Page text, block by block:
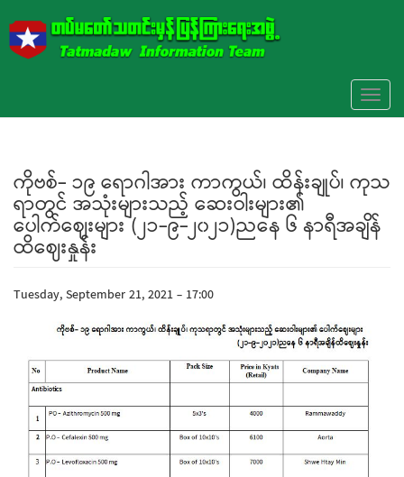
ကိုဗစ်- ၁၉ ရောဂါအား ကာကွယ်၊ ထိန်းချုပ်၊ ကုသ
ရာတွင် အသုံးများသည့် ဆေးဝါးများ၏
ပေါက်ဈေးများ (၂၁-၉-၂၀၂၁)ညနေ ၆ နာရီအချိန်
ထိဈေးနှုန်း
Tuesday, September 21, 2021 - 17:00